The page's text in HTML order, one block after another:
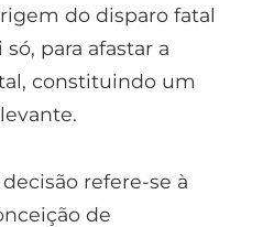
do disparo fatal
para afastar a
constituindo um
refere-se à
de